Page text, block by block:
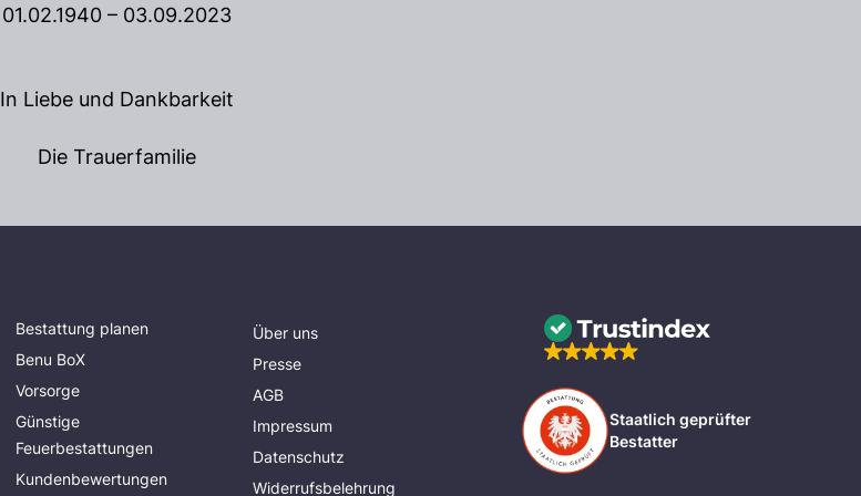
01.02.1940 – 03.09.2023
In Liebe und Dankbarkeit
Die Trauerfamilie
Bestattung planen
Benu BoX
Vorsorge
Günstige
Feuerbestattungen
Kundenbewertungen
Über uns
Presse
AGB
Impressum
Datenschutz
Widerrufsbelehrung
Staatlich geprüfter
Bestatter